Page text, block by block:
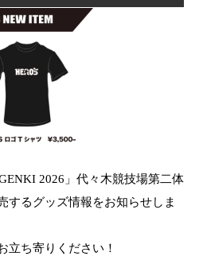
中文（繁體
2026」代々木競技場第二体
するグッズ情報をお知らせしま
立ち寄りください！